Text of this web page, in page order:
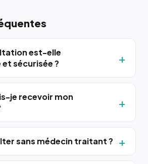
est-elle
sécurisée ?
je recevoir mon
sans médecin traitant ?